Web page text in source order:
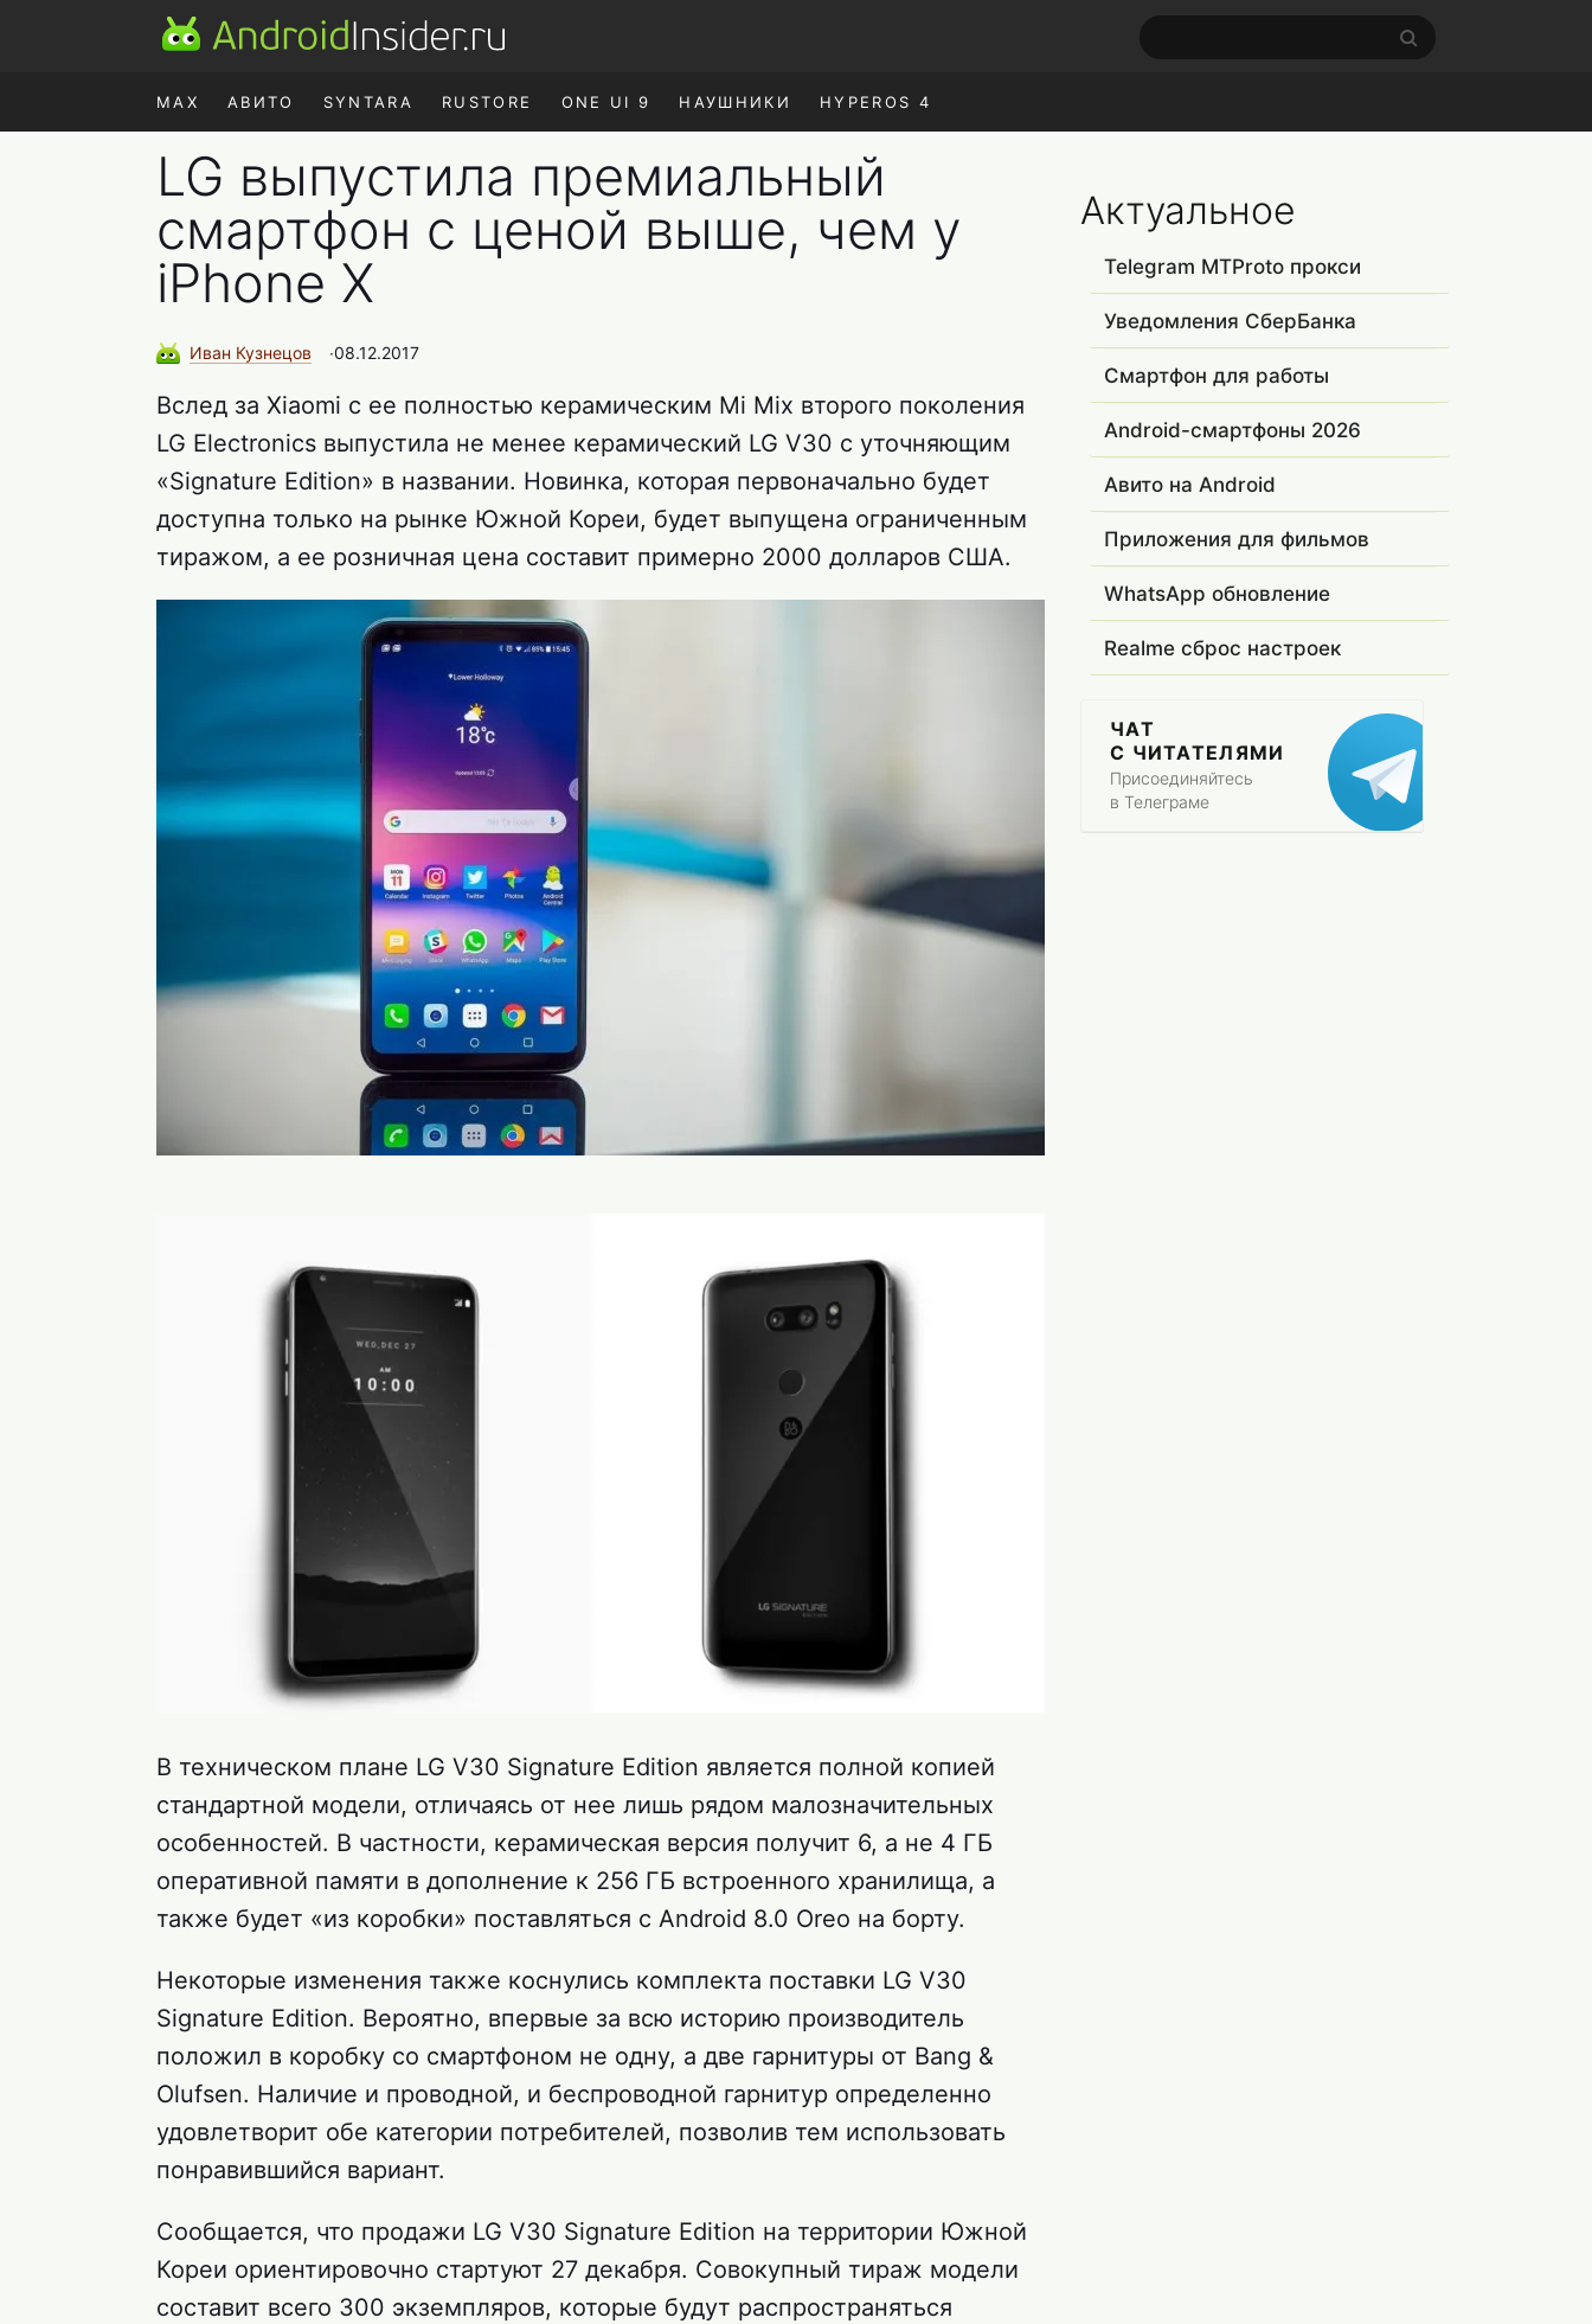
MAX АВИТО SYNTARA RUSTORE ONE UI 9 НАУШНИКИ HYPEROS 4
LG выпустила премиальный
смартфон с ценой выше, чем у
iPhone X
Иван Кузнецов ∙08.12.2017
Вслед за Xiaomi с ее полностью керамическим Mi Mix второго поколения
LG Electronics выпустила не менее керамический LG V30 с уточняющим
«Signature Edition» в названии. Новинка, которая первоначально будет
доступна только на рынке Южной Кореи, будет выпущена ограниченным
тиражом, а ее розничная цена составит примерно 2000 долларов США.
В техническом плане LG V30 Signature Edition является полной копией
стандартной модели, отличаясь от нее лишь рядом малозначительных
особенностей. В частности, керамическая версия получит 6, а не 4 ГБ
оперативной памяти в дополнение к 256 ГБ встроенного хранилища, а
также будет «из коробки» поставляться с Android 8.0 Oreo на борту.
Некоторые изменения также коснулись комплекта поставки LG V30
Signature Edition. Вероятно, впервые за всю историю производитель
положил в коробку со смартфоном не одну, а две гарнитуры от Bang &
Olufsen. Наличие и проводной, и беспроводной гарнитур определенно
удовлетворит обе категории потребителей, позволив тем использовать
понравившийся вариант.
Сообщается, что продажи LG V30 Signature Edition на территории Южной
Кореи ориентировочно стартуют 27 декабря. Совокупный тираж модели
составит всего 300 экземпляров, которые будут распространяться
Актуальное
Telegram MTProto прокси
Уведомления СберБанка
Смартфон для работы
Android-смартфоны 2026
Авито на Android
Приложения для фильмов
WhatsApp обновление
Realme сброс настроек
ЧАТ
С ЧИТАТЕЛЯМИ
Присоединяйтесь
в Телеграме